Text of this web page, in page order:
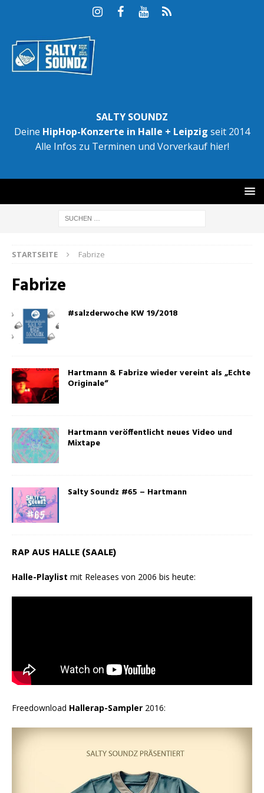
SALTY SOUNDZ
Deine HipHop-Konzerte in Halle + Leipzig seit 2014
Alle Infos zu Terminen und Vorverkauf hier!
STARTSEITE Fabrize
Fabrize
#salzderwoche KW 19/2018
Hartmann & Fabrize wieder vereint als „Echte
Originale“
Hartmann veröffentlicht neues Video und
Mixtape
Salty Soundz #65 – Hartmann
RAP AUS HALLE (SAALE)
Halle-Playlist mit Releases von 2006 bis heute:
Freedownload Hallerap-Sampler 2016: